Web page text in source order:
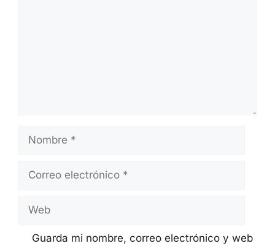
electrónico
Guarda mi nombre, correo electrónico y web